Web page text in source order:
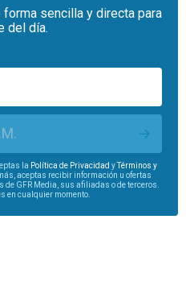
sencilla y directa para
del día.
la Política de Privacidad yTérminos y
aceptas recibir información u ofertas
GFR Media, sus afiliadas o de terceros.
en cualquier momento.